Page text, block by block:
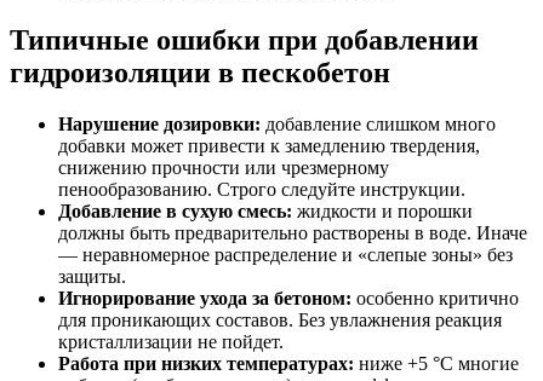
Типичные ошибки при добавлении
гидроизоляции в пескобетон
Нарушение дозировки: добавление слишком много
добавки может привести к замедлению твердения,
снижению прочности или чрезмерному
пенообразованию. Строго следуйте инструкции.
Добавление в сухую смесь: жидкости и порошки
должны быть предварительно растворены в воде. Иначе
— неравномерное распределение и «слепые зоны» без
защиты.
Игнорирование ухода за бетоном: особенно критично
для проникающих составов. Без увлажнения реакция
кристаллизации не пойдет.
Работа при низких температурах: ниже +5 °C многие